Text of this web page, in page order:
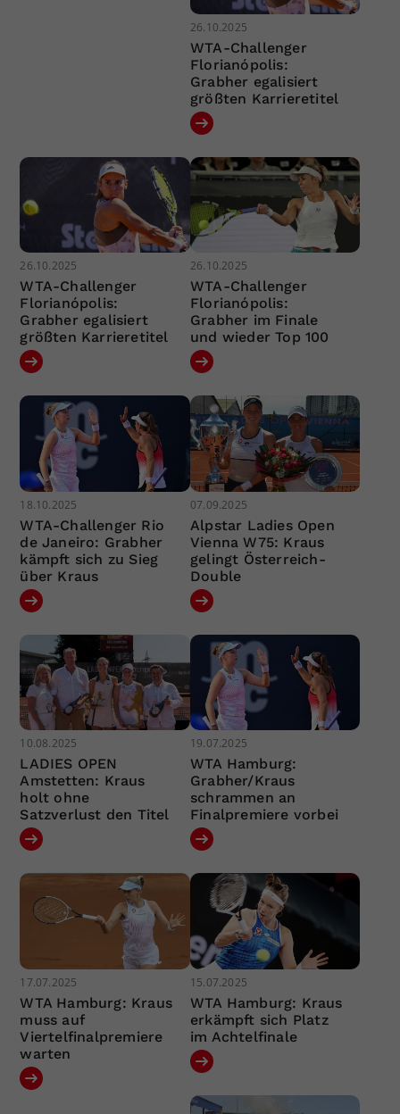
26.10.2025
WTA-Challenger
Florianópolis:
Grabher egalisiert
größten Karrieretitel
26.10.2025
WTA-Challenger
Florianópolis:
Grabher egalisiert
größten Karrieretitel
26.10.2025
WTA-Challenger
Florianópolis:
Grabher im Finale
und wieder Top 100
18.10.2025
WTA-Challenger Rio
de Janeiro: Grabher
kämpft sich zu Sieg
über Kraus
07.09.2025
Alpstar Ladies Open
Vienna W75: Kraus
gelingt Österreich-
Double
10.08.2025
LADIES OPEN
Amstetten: Kraus
holt ohne
Satzverlust den Titel
19.07.2025
WTA Hamburg:
Grabher/Kraus
schrammen an
Finalpremiere vorbei
17.07.2025
WTA Hamburg: Kraus
muss auf
Viertelfinalpremiere
warten
15.07.2025
WTA Hamburg: Kraus
erkämpft sich Platz
im Achtelfinale